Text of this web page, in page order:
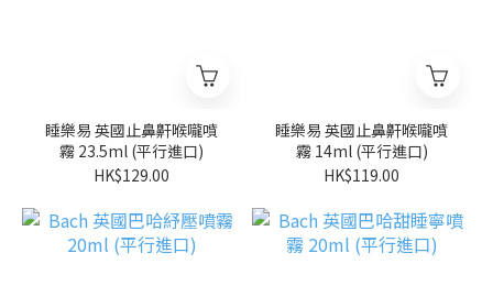
睡樂易 英國止鼻鼾喉嚨噴
霧 23.5ml (平行進口)
HK$129.00
睡樂易 英國止鼻鼾喉嚨噴
霧 14ml (平行進口)
HK$119.00